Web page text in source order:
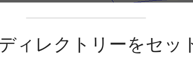
ィレクトリーをセッ